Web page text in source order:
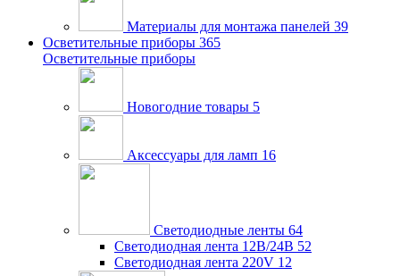
Материалы для монтажа панелей 39
Осветительные приборы 365
Осветительные приборы
Новогодние товары 5
Аксессуары для ламп 16
Светодиодные ленты 64
Светодиодная лента 12В/24В 52
Светодиодная лента 220V 12